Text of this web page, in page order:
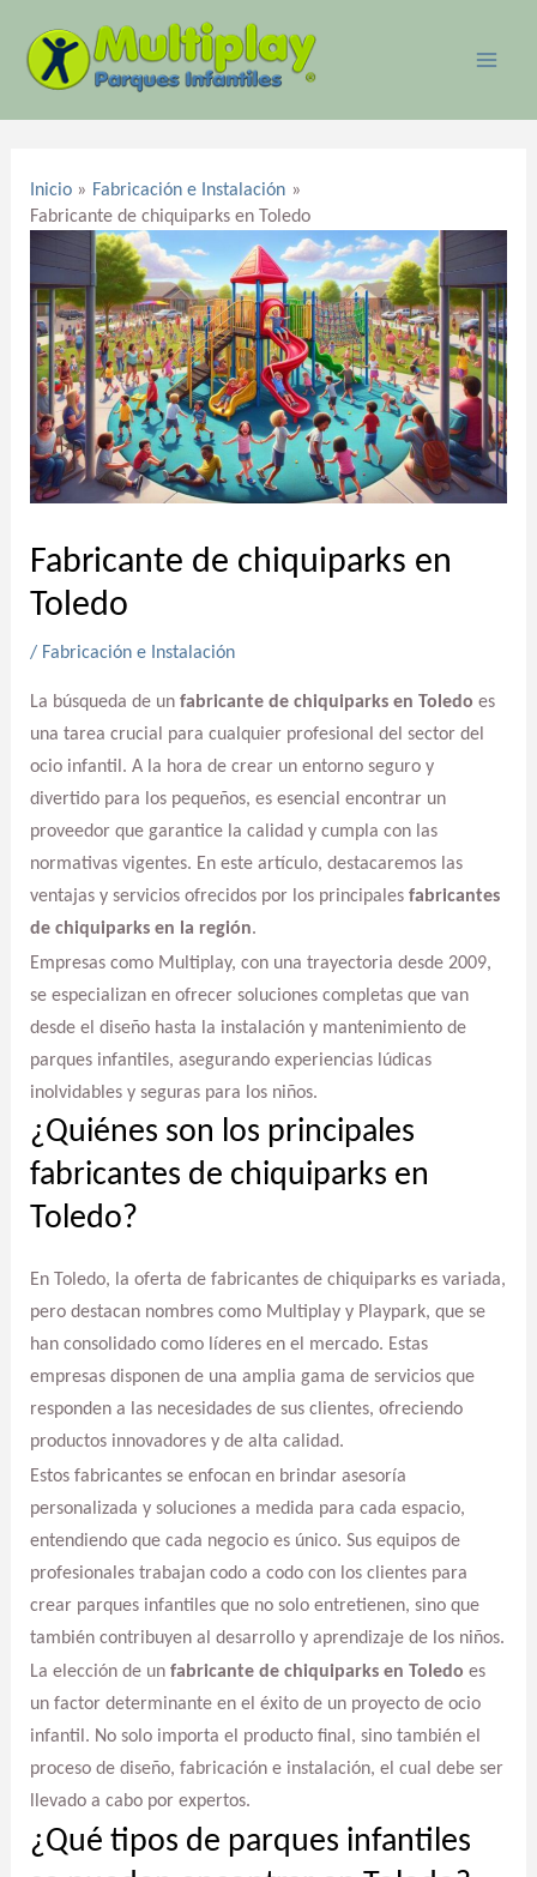
contenido
Inicio
Fabricación e Instalación
Fabricante de chiquiparks en Toledo
Fabricante de chiquiparks en
Toledo
/ Fabricación e Instalación
La búsqueda de un fabricante de chiquiparks en Toledo es
una tarea crucial para cualquier profesional del sector del
ocio infantil. A la hora de crear un entorno seguro y
divertido para los pequeños, es esencial encontrar un
proveedor que garantice la calidad y cumpla con las
normativas vigentes. En este artículo, destacaremos las
ventajas y servicios ofrecidos por los principales fabricantes
de chiquiparks en la región.
Empresas como Multiplay, con una trayectoria desde 2009,
se especializan en ofrecer soluciones completas que van
desde el diseño hasta la instalación y mantenimiento de
parques infantiles, asegurando experiencias lúdicas
inolvidables y seguras para los niños.
¿Quiénes son los principales
fabricantes de chiquiparks en
Toledo?
En Toledo, la oferta de fabricantes de chiquiparks es variada,
pero destacan nombres como Multiplay y Playpark, que se
han consolidado como líderes en el mercado. Estas
empresas disponen de una amplia gama de servicios que
responden a las necesidades de sus clientes, ofreciendo
productos innovadores y de alta calidad.
Estos fabricantes se enfocan en brindar asesoría
personalizada y soluciones a medida para cada espacio,
entendiendo que cada negocio es único. Sus equipos de
profesionales trabajan codo a codo con los clientes para
crear parques infantiles que no solo entretienen, sino que
también contribuyen al desarrollo y aprendizaje de los niños.
La elección de un fabricante de chiquiparks en Toledo es
un factor determinante en el éxito de un proyecto de ocio
infantil. No solo importa el producto final, sino también el
proceso de diseño, fabricación e instalación, el cual debe ser
llevado a cabo por expertos.
¿Qué tipos de parques infantiles
entradas